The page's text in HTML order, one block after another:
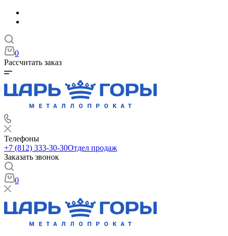
0
Рассчитать заказ
Телефоны
+7 (812) 333-30-30Отдел продаж
Заказать звонок
0